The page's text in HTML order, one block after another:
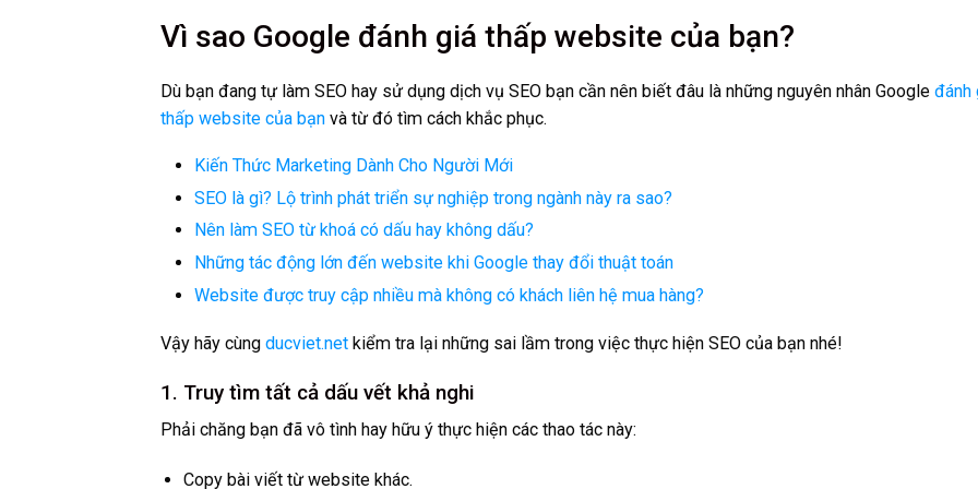
Vì sao Google đánh giá thấp website của bạn?
Dù bạn đang tự làm SEO hay sử dụng dịch vụ SEO bạn cần nên biết đâu là những nguyên nhân Google đánh
thấp website của bạn và từ đó tìm cách khắc phục.
Kiến Thức Marketing Dành Cho Người Mới
SEO là gì? Lộ trình phát triển sự nghiệp trong ngành này ra sao?
Nên làm SEO từ khoá có dấu hay không dấu?
Những tác động lớn đến website khi Google thay đổi thuật toán
Website được truy cập nhiều mà không có khách liên hệ mua hàng?
Vậy hãy cùng ducviet.net kiểm tra lại những sai lầm trong việc thực hiện SEO của bạn nhé!
1. Truy tìm tất cả dấu vết khả nghi
Phải chăng bạn đã vô tình hay hữu ý thực hiện các thao tác này:
Copy bài viết từ website khác.